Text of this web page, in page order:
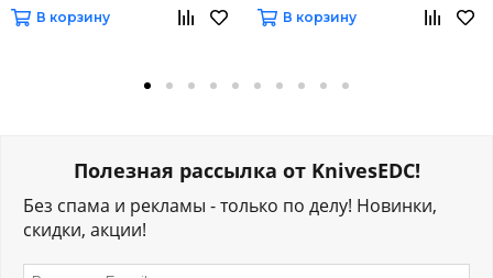
В корзину В корзину
Полезная рассылка от KnivesEDC!
Без спама и рекламы - только по делу! Новинки,
скидки, акции!